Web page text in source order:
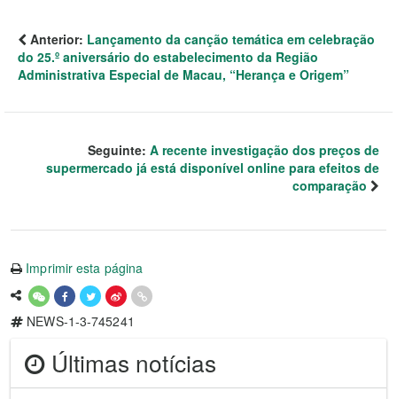
Anterior: Lançamento da canção temática em celebração
do 25.º aniversário do estabelecimento da Região
Administrativa Especial de Macau, “Herança e Origem”
Seguinte: A recente investigação dos preços de
supermercado já está disponível online para efeitos de
comparação
Imprimir esta página
NEWS-1-3-745241
Últimas notícias